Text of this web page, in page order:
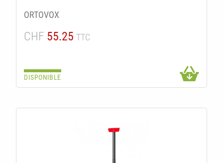
ORTOVOX
CHF 55.25 TTC
DISPONIBLE